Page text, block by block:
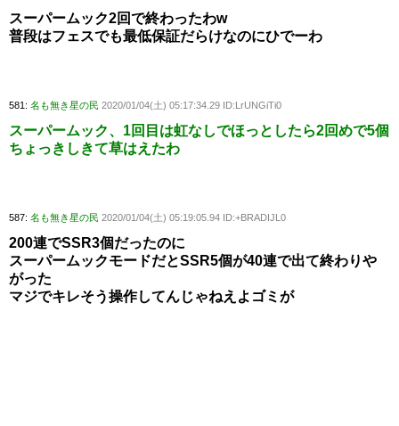
スーパームック2回で終わったわw
普段はフェスでも最低保証だらけなのにひでーわ
581: 名も無き星の民 2020/01/04(土) 05:17:34.29 ID:LrUNGiTi0
スーパームック、1回目は虹なしでほっとしたら2回めで5個
ちょっきしきて草はえたわ
587: 名も無き星の民 2020/01/04(土) 05:19:05.94 ID:+BRADIJL0
200連でSSR3個だったのに
スーパームックモードだとSSR5個が40連で出て終わりや
がった
マジでキレそう操作してんじゃねえよゴミが